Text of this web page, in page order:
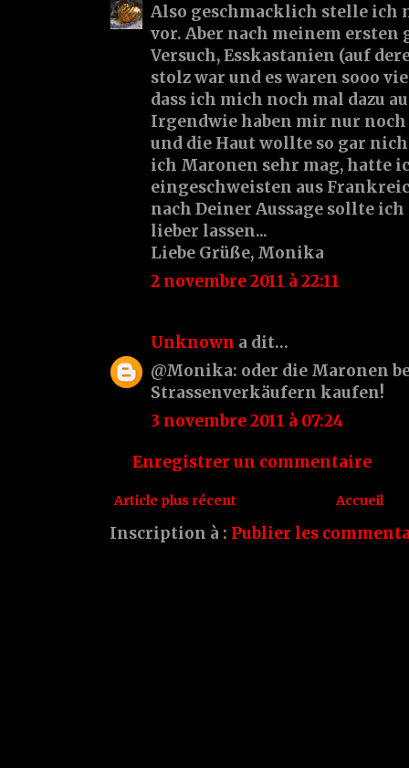
Also geschmacklich stelle ich
vor. Aber nach meinem ersten
Versuch, Esskastanien (auf
stolz war und es waren sooo
dass ich mich noch mal dazu
Irgendwie haben mir nur noch
und die Haut wollte so gar
ich Maronen sehr mag, hatte
eingeschweisten aus
nach Deiner Aussage sollte
lieber lassen...
Liebe Grüße, Monika
2 novembre 2011 à 22:11
Unknown a dit…
@Monika: oder die Maronen
Strassenverkäufern kaufen!
3 novembre 2011 à 07:24
Enregistrer un commentaire
Article plus récent Accueil
Inscription à : Publier les